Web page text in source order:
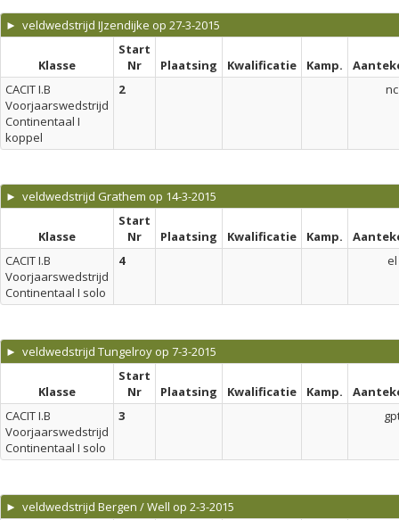
► veldwedstrijd IJzendijke op 27-3-2015
Klasse
Start
Nr
Plaatsing Kwalificatie Kamp.
CACIT I.B
Voorjaarswedstrijd
Continentaal I
koppel
2 nc
► veldwedstrijd Grathem op 14-3-2015
Klasse
Start
Nr
Plaatsing Kwalificatie Kamp.
CACIT I.B
Voorjaarswedstrijd
Continentaal I solo
4 el
► veldwedstrijd Tungelroy op 7-3-2015
Klasse
Start
Nr
Plaatsing Kwalificatie Kamp.
CACIT I.B
Voorjaarswedstrijd
Continentaal I solo
3
► veldwedstrijd Bergen / Well op 2-3-2015